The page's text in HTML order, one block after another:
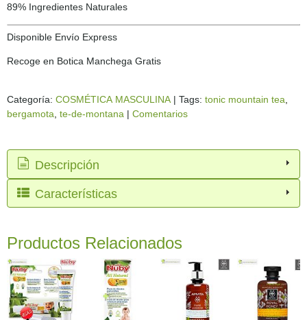
89% Ingredientes Naturales
Disponible Envío Express
Recoge en Botica Manchega Gratis
Categoría: COSMÉTICA MASCULINA | Tags: tonic mountain tea
bergamota te-de-montana | Comentarios
Descripción
Características
Productos Relacionados